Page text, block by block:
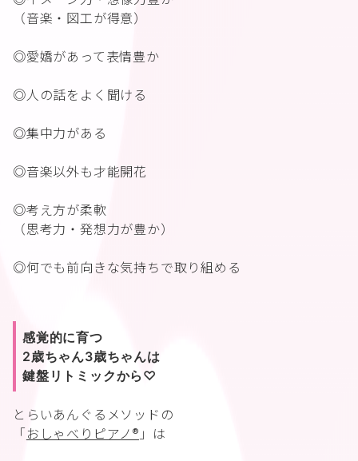
（音楽・図工が得意）
◎愛嬌があって表情豊か
◎人の話をよく聞ける
◎集中力がある
◎音楽以外も才能開花
◎考え方が柔軟
（思考力・発想力が豊か）
◎何でも前向きな気持ちで取り組める
感覚的に育つ
2歳ちゃん3歳ちゃんは
鍵盤リトミックから♡
とらいあんぐるメソッドの
「おしゃべりピアノ®︎ 」は